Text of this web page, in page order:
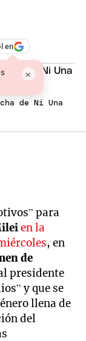
en
×
de Ni Una
para
en la
, en
de
presidente
y que se
llena de
del